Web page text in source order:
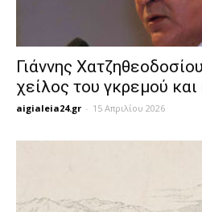
Γιάννης
χείλος του γκρεμού και
aigialeia24.gr - 15 Απριλίου 2026